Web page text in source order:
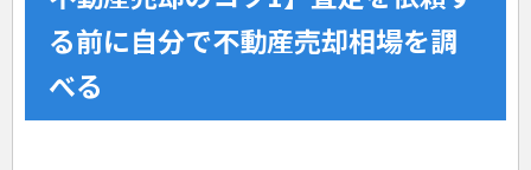
る前に自分で不動産売却相場を調
べる